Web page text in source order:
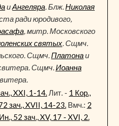
иАнгеляра. Блж.Николая
ради юродивого,
, митр. Московского
святых. Сщмч.
Сщмч.Платонаи
Сщмч.Иоанна
XXI, 1-14.Лит. - 1 Кор.,
зач., XVII, 14-23.Вмч.: 2
Ин., 52 зач., XV, 17 - XVI, 2.